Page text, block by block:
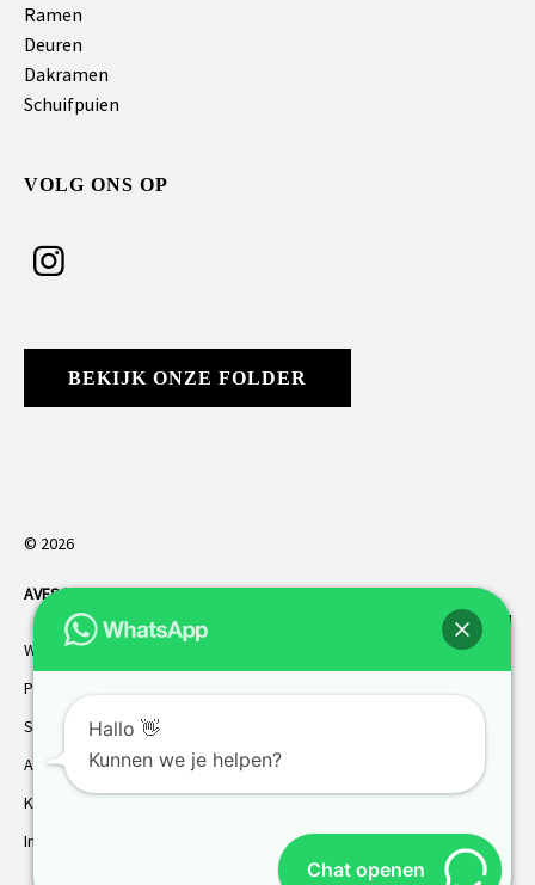
Ramen
Deuren
Dakramen
Schuifpuien
VOLG ONS OP
BEKIJK ONZE FOLDER
© 2026
AVES HORREN. Alle rechten voorbehouden.
Webdesign Vanoo Media
Privacybeleid
Sitemap
AVES garantie
Klantenservice
Inmeten
Chat openen
Hallo 👋
Kunnen we je helpen?